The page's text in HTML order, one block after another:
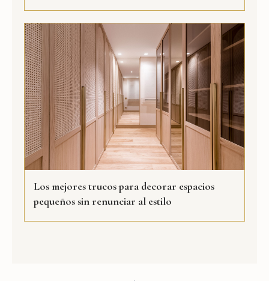
Los mejores trucos para decorar espacios
pequeños sin renunciar al estilo